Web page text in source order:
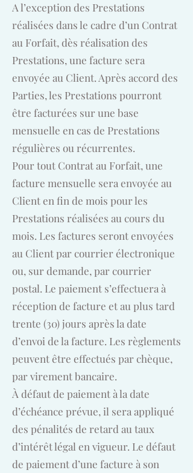
A l’exception des Prestations
réalisées dans le cadre d’un Contrat
au Forfait, dès réalisation des
Prestations, une facture sera
envoyée au Client. Après accord des
Parties, les Prestations pourront
être facturées sur une base
mensuelle en cas de Prestations
régulières ou récurrentes.
Pour tout Contrat au Forfait, une
facture mensuelle sera envoyée au
Client en fin de mois pour les
Prestations réalisées au cours du
mois. Les factures seront envoyées
au Client par courrier électronique
ou, sur demande, par courrier
postal. Le paiement s’effectuera à
réception de facture et au plus tard
trente (30) jours après la date
d’envoi de la facture. Les règlements
peuvent être effectués par chèque,
par virement bancaire.
À défaut de paiement à la date
d’échéance prévue, il sera appliqué
des pénalités de retard au taux
d’intérêt légal en vigueur. Le défaut
de paiement d’une facture à son